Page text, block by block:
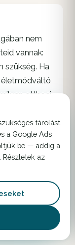
nem
vannak:
szükség. Ha
életmódváltó
otthoni
egyet,
is ad
tárolást
a Google Ads
be — addig a
Részletek az